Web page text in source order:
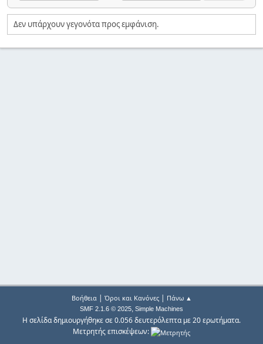
Δεν υπάρχουν γεγονότα προς εμφάνιση.
Βοήθεια| Όροι και Κανόνες| Πάνω ▲
SMF 2.1.6 © 2025, Simple Machines
Η σελίδα δημιουργήθηκε σε 0.056 δευτερόλεπτα με 20 ερωτήματα.
Μετρητής επισκέψεων: